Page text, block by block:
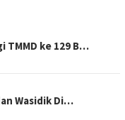
TMMD ke 129 B…
Wasidik Di…